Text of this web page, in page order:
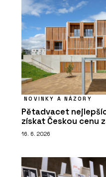
NOVINKY A NÁZORY
Pětadvacet
získat Českou cenu
16. 6. 2026